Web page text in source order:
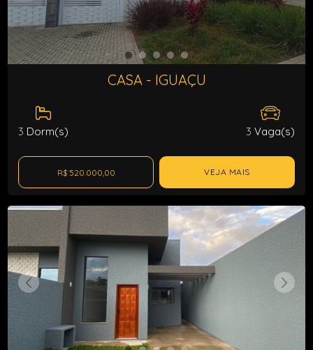
CASA - IGUAÇU
3 Dorm(s) 3 Vaga(s)
R$ 520.000,00 VEJA MAIS